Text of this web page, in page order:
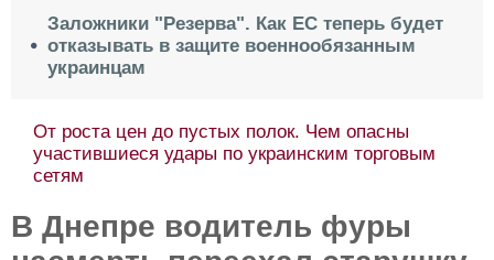
Заложники "Резерва". Как ЕС теперь будет
отказывать в защите военнообязанным
украинцам
От роста цен до пустых полок. Чем опасны
участившиеся удары по украинским торговым
сетям
В Днепре водитель фуры